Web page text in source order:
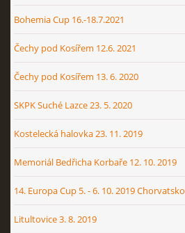
Bohemia Cup 16.-18.7.2021
Čechy pod Kosířem 12.6. 2021
Čechy pod Kosířem 13. 6. 2020
SKPK Suché Lazce 23. 5. 2020
Kostelecká halovka 23. 11. 2019
Memoriál Bedřicha Korbaře 12. 10. 2019
14. Europa Cup 5. - 6. 10. 2019 Chorvatsko
Litultovice 3. 8. 2019